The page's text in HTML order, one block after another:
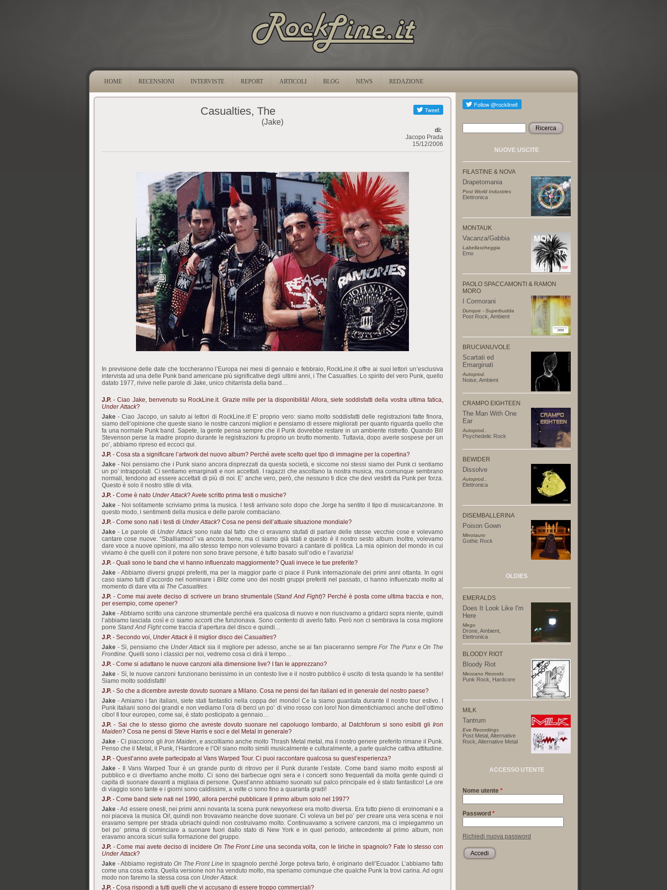
HOME RECENSIONI INTERVISTE REPORT ARTICOLI BLOG NEWS REDAZIONE
Casualties, The
(Jake)
di:
Jacopo Prada
15/12/2006
In previsione delle date che toccheranno l’Europa nei mesi di gennaio e febbraio, RockLine.it offre ai suoi lettori un’esclusiva
intervista ad una delle Punk band americane più significative degli ultimi anni, i The Casualties. Lo spirito del vero Punk, quello
datato 1977, rivive nelle parole di Jake, unico chitarrista della band…
J.P. - Ciao Jake, benvenuto su RockLine.it. Grazie mille per la disponibilità! Allora, siete soddisfatti della vostra ultima fatica,
Under Attack?
Jake - Ciao Jacopo, un saluto ai lettori di RockLine.it! E’ proprio vero: siamo molto soddisfatti delle registrazioni fatte finora,
siamo dell’opinione che queste siano le nostre canzoni migliori e pensiamo di essere migliorati per quanto riguarda quello che
fa una normale Punk band. Sapete, la gente pensa sempre che il Punk dovrebbe restare in un ambiente ristretto. Quando Bill
Stevenson perse la madre proprio durante le registrazioni fu proprio un brutto momento. Tuttavia, dopo averle sospese per un
po’, abbiamo ripreso ed eccoci qui.
J.P. - Cosa sta a significare l’artwork del nuovo album? Perché avete scelto quel tipo di immagine per la copertina?
Jake - Noi pensiamo che i Punk siano ancora disprezzati da questa società, e siccome noi stessi siamo dei Punk ci sentiamo
un po’ intrappolati. Ci sentiamo emarginati e non accettati. I ragazzi che ascoltano la nostra musica, ma comunque sembrano
normali, tendono ad essere accettati di più di noi. E’ anche vero, però, che nessuno ti dice che devi vestirti da Punk per forza.
Questo è solo il nostro stile di vita.
J.P. - Come è nato Under Attack? Avete scritto prima testi o musiche?
Jake - Noi solitamente scriviamo prima la musica. I testi arrivano solo dopo che Jorge ha sentito il tipo di musica/canzone. In
questo modo, i sentimenti della musica e delle parole combaciano.
J.P. - Come sono nati i testi di Under Attack? Cosa ne pensi dell’attuale situazione mondiale?
Jake - Le parole di Under Attacksono nate dal fatto che ci eravamo stufati di parlare delle stesse vecchie cose e volevamo
cantare cose nuove. “Sballiamoci” va ancora bene, ma ci siamo già stati e questo è il nostro sesto album. Inoltre, volevamo
dare voce a nuove opinioni, ma allo stesso tempo non volevamo trovarci a cantare di politica. La mia opinion del mondo in cui
viviamo è che quelli con il potere non sono brave persone, è tutto basato sull’odio e l’avarizia!
J.P. - Quali sono le band che vi hanno influenzato maggiormente? Quali invece le tue preferite?
Jake - Abbiamo diversi gruppi preferiti, ma per la maggior parte ci piace il Punk internazionale dei primi anni ottanta. In ogni
caso siamo tutti d’accordo nel nominare i Blitz come uno dei nostri gruppi preferiti nel passato, ci hanno influenzato molto al
momento di dare vita ai The Casualties.
J.P. - Come mai avete deciso di scrivere un brano strumentale (Stand And Fight)? Perché è posta come ultima traccia e non,
per esempio, come opener?
Jake - Abbiamo scritto una canzone strumentale perché era qualcosa di nuovo e non riuscivamo a gridarci sopra niente, quindi
l’abbiamo lasciata così e ci siamo accorti che funzionava. Sono contento di averlo fatto. Però non ci sembrava la cosa migliore
porre Stand And Fightcome traccia d’apertura del disco e quindi…
J.P. - Secondo voi, Under Attackè il miglior disco dei Casualties?
Jake - Sì, pensiamo che Under Attack sia il migliore per adesso, anche se ai fan piaceranno sempreFor The Punxe On The
Frontline. Quelli sono i classici per noi, vedremo cosa ci dirà il tempo…
J.P. - Come si adattano le nuove canzoni alla dimensione live? I fan le apprezzano?
Jake - Sì, le nuove canzoni funzionano benissimo in un contesto live e il nostro pubblico è uscito di testa quando le ha sentite!
Siamo molto soddisfatti!
J.P. - So che a dicembre avreste dovuto suonare a Milano. Cosa ne pensi dei fan italiani ed in generale del nostro paese?
Jake - Amiamo i fan italiani, siete stati fantastici nella coppa del mondo! Ce la siamo guardata durante il nostro tour estivo. I
Punk italiani sono dei grandi e non vediamo l’ora di berci un po’ di vino rosso con loro! Non dimentichiamoci anche dell’ottimo
cibo! Il tour europeo, come sai, è stato posticipato a gennaio…
J.P. - Sai che lo stesso giorno che avreste dovuto suonare nel capoluogo lombardo, al Datchforum si sono esibiti gli Iron
Maiden? Cosa ne pensi di Steve Harris e soci e del Metal in generale?
Jake - Ci piacciono gli Iron Maiden, e ascoltiamo anche molto Thrash Metal metal, ma il nostro genere preferito rimane il Punk.
Penso che il Metal, il Punk, l’Hardcore e l’Oi! siano molto simili musicalmente e culturalmente, a parte qualche cattiva attitudine.
J.P. - Quest’anno avete partecipato al Vans Warped Tour. Ci puoi raccontare qualcosa su quest’esperienza?
Jake - Il Vans Warped Tour è un grande punto di ritrovo per il Punk durante l’estate. Come band siamo molto esposti al
pubblico e ci divertiamo anche molto. Ci sono dei barbecue ogni sera e i concerti sono frequentati da molta gente quindi ci
capita di suonare davanti a migliaia di persone. Quest’anno abbiamo suonato sul palco principale ed è stato fantastico! Le ore
di viaggio sono tante e i giorni sono caldissimi, a volte ci sono fino a quaranta gradi!
J.P. - Come band siete nati nel 1990, allora perché pubblicare il primo album solo nel 1997?
Jake - Ad essere onesti, nei primi anni novanta la scena punk newyorkese era molto diversa. Era tutto pieno di eroinomani e a
noi piaceva la musica Oi!, quindi non trovavamo neanche dove suonare. Ci voleva un bel po’ per creare una vera scena e noi
eravamo sempre per strada ubriachi quindi non costruivamo molto. Continuavamo a scrivere canzoni, ma ci impiegammo un
bel po’ prima di cominciare a suonare fuori dallo stato di New York e in quel periodo, antecedente al primo album, non
eravamo ancora sicuri sulla formazione del gruppo.
J.P. - Come mai avete deciso di incidere On The Front Line una seconda volta, con le liriche in spagnolo? Fate lo stesso con
Under Attack?
Jake - Abbiamo registratoOn The Front Linein spagnolo perché Jorge poteva farlo, è originario dell’Ecuador. L’abbiamo fatto
come una cosa extra. Quella versione non ha venduto molto, ma speriamo comunque che qualche Punk la trovi carina. Ad ogni
modo non faremo la stessa cosa con Under Attack.
J.P. - Cosa rispondi a tutti quelli che vi accusano di essere troppo commerciali?
Form di ricerca
Ricerca
NUOVE USCITE
FILASTINE & NOVA
Drapetomania
Post World Industries
Elettronica
MONTAUK
Vacanza/Gabbia
Labellascheggia
Emo
PAOLO SPACCAMONTI & RAMON
MORO
I Cormorani
Dunque - Superbudda
Post Rock Ambient
BRUCIANUVOLE
Scartati ed
Emarginati
Autoprod.
Noise Ambient
CRAMPO EIGHTEEN
The Man With One
Ear
Autoprod..
Psychedelic Rock
BEWIDER
Dissolve
Autoprod..
Elettronica
DISEMBALLERINA
Poison Gown
Minotauro
Gothic Rock
OLDIES
EMERALDS
Does It Look Like I'm
Here
Mego
Drone Ambient
Elettronica
BLOODY RIOT
Bloody Riot
Meccano Records
Punk Rock Hardcore
MILK
Tantrum
Eve Recordings
Post Metal Alternative
Rock Alternative Metal
ACCESSO UTENTE
Nome utente *
Password *
Richiedi nuova password